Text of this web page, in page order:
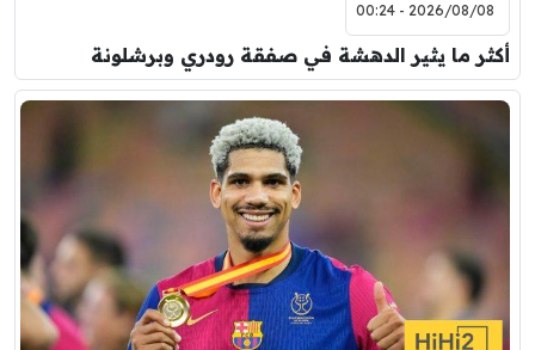
2026/08/08 - 00:24
أكثر ما يثير الدهشة في صفقة رودري وبرشلونة